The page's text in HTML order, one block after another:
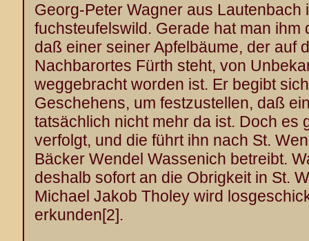
Georg-Peter Wagner aus Lautenbach
fuchsteufelswild. Gerade hat man ihm
daß einer seiner Apfelbäume, der auf
Nachbarortes Fürth steht, von
weggebracht worden ist. Er begibt
Geschehens, um festzustellen, daß
tatsächlich nicht mehr da ist. Doch es
verfolgt, und die führt ihn nach St.
Bäcker Wendel Wassenich betreibt.
deshalb sofort an die Obrigkeit in St.
Michael Jakob Tholey wird
erkunden[2].